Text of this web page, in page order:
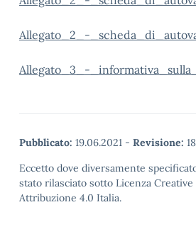
Allegato_2_-
Allegato_3_-
Pubblicato: 19.06.2021 - Revisione:
Eccetto dove diversamente
stato rilasciato sotto Licenza Creative
Attribuzione 4.0 Italia.